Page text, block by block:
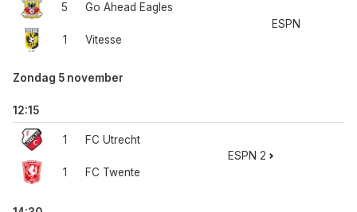
5
1
Go Ahead Eagles
Vitesse
ESPN
Zondag 5 november
12:15
1
1
FC Utrecht
FC Twente
ESPN 2